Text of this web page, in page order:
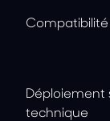
Déploiement
technique